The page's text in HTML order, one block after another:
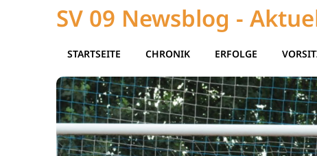
SV 09 Newsblog -
STARTSEITE CHRONIK ERFOLGE